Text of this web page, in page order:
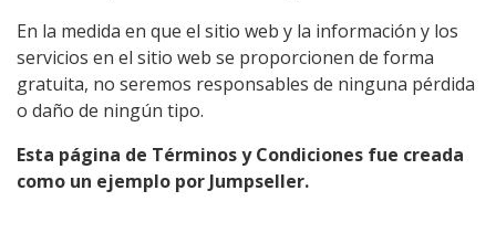
En la medida en que el sitio web y la información y los
servicios en el sitio web se proporcionen de forma
gratuita, no seremos responsables de ninguna pérdida
o daño de ningún tipo.
Esta página de Términos y Condiciones fue creada
como un ejemplo por Jumpseller.